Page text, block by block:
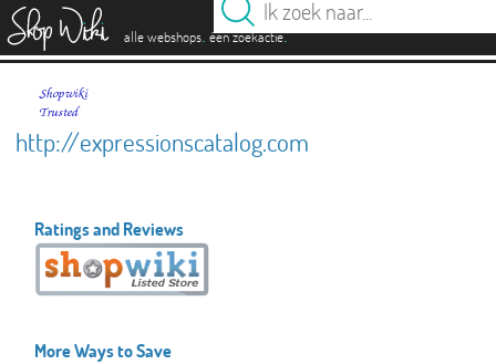
alle webshops. één zoekactie.
http://expressionscatalog.com
Ratings and Reviews
More Ways to Save